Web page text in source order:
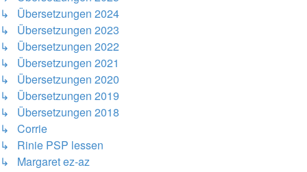
↳ Übersetzungen 2024
↳ Übersetzungen 2023
↳ Übersetzungen 2022
↳ Übersetzungen 2021
↳ Übersetzungen 2020
↳ Übersetzungen 2019
↳ Übersetzungen 2018
↳ Corrie
↳ Rinie PSP lessen
↳ Margaret ez-az